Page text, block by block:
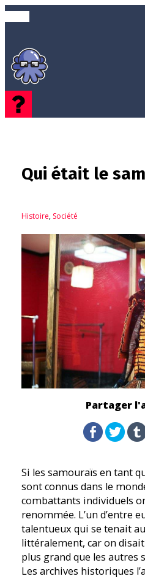
Qui était le
Histoire, Société
Partager
Si les samouraïs en tant
sont connus dans le
combattants individuels
renommée. L’un d’entre
talentueux qui se tenait
littéralement, car on
plus grand que les autres
Les archives historiques